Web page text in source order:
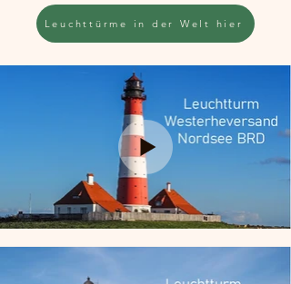
Leuchttürme in der Welt hier